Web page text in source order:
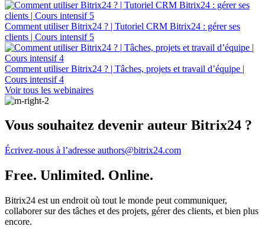
Comment utiliser Bitrix24 ? | Tutoriel CRM Bitrix24 : gérer ses
clients | Cours intensif 5
Comment utiliser Bitrix24 ? | Tâches, projets et travail d’équipe |
Cours intensif 4
Voir tous les webinaires
Vous souhaitez devenir auteur Bitrix24 ?
Écrivez-nous à l’adresse authors@bitrix24.com
Free. Unlimited. Online.
Bitrix24 est un endroit où tout le monde peut communiquer,
collaborer sur des tâches et des projets, gérer des clients, et bien plus
encore.